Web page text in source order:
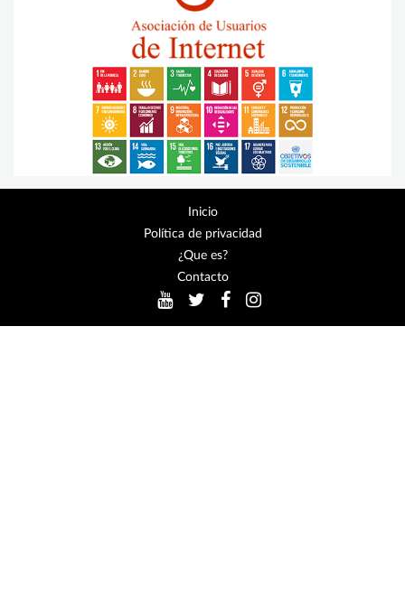
Inicio
Política de privacidad
¿Que es?
Contacto